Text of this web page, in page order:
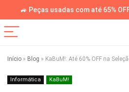
🚙 Peças usadas com até 65%
Início » Blog » KaBuM!: Até 60% OFF na
Informática KaBuM!